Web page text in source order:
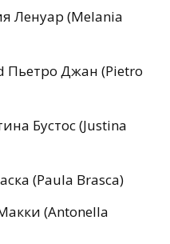
Ленуар (Melania
Пьетро Джан (Pietro
Бустос (Justina
(Paula Brasca)
(Antonella